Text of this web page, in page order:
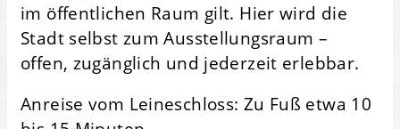
im öffentlichen Raum gilt. Hier wird die
Stadt selbst zum Ausstellungsraum –
offen, zugänglich und jederzeit erlebbar.
Anreise vom Leineschloss: Zu Fuß etwa 10